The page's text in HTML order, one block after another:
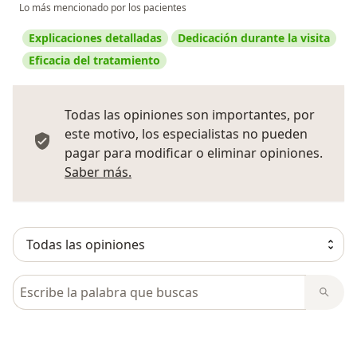
Lo más mencionado por los pacientes
Explicaciones detalladas
Dedicación durante la visita
Eficacia del tratamiento
Todas las opiniones son importantes, por
este motivo, los especialistas no pueden
pagar para modificar o eliminar opiniones.
Saber más.
Busca en opiniones